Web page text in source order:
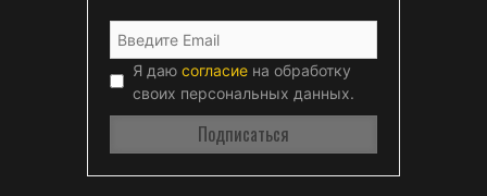
Я даю согласие на обработку
своих персональных данных.